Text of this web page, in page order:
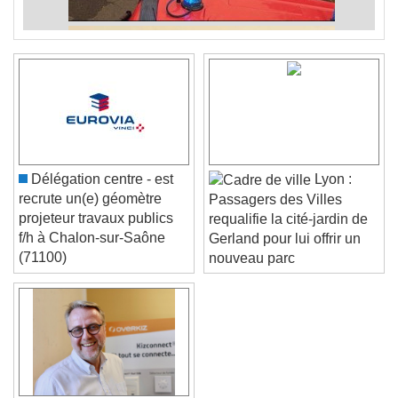
Délégation centre - est
recrute un(e) géomètre
projeteur travaux publics
f/h à Chalon-sur-Saône
(71100)
Lyon :
Passagers des Villes
requalifie la cité-jardin de
Gerland pour lui offrir un
nouveau parc